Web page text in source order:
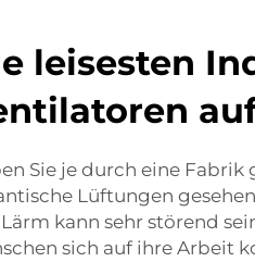
leisesten
Sie je durch eine Fabrik
Lüftungen
kann sehr störend
sich auf ihre Arbeit